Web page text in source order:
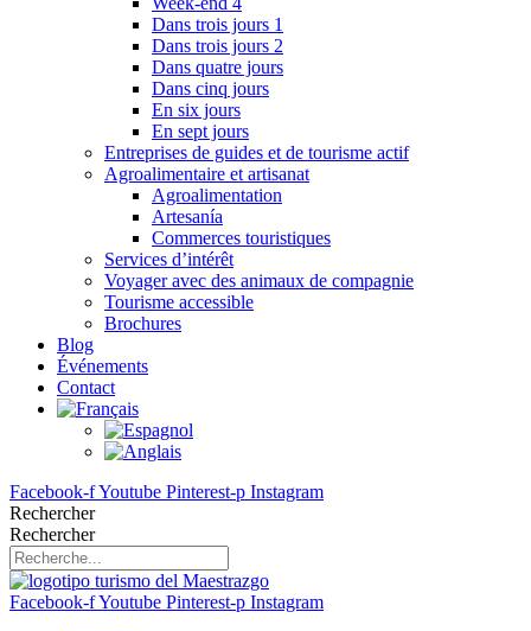
Dans trois jours 1
Dans trois jours 2
Dans quatre jours
Dans cinq jours
En six jours
En sept jours
Entreprises de guides et de tourisme actif
Agroalimentaire et artisanat
Agroalimentation
Artesanía
Commerces touristiques
Services d’intérêt
Voyager avec des animaux de compagnie
Tourisme accessible
Brochures
Blog
Événements
Contact
Facebook-fYoutube Pinterest-p Instagram
Rechercher
Rechercher
Facebook-fYoutube Pinterest-p Instagram